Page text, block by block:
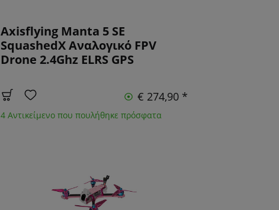
Axisflying Manta 5 SE
SquashedX Αναλογικό FPV
Drone 2.4Ghz ELRS GPS
€ 274,90 *
4 Αντικείμενο που πουλήθηκε πρόσφατα